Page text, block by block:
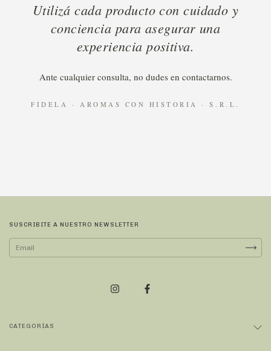
Utilizá cada producto con cuidado y
conciencia para asegurar una
experiencia positiva.
Ante cualquier consulta, no dudes en contactarnos.
FIDELA · AROMAS CON HISTORIA · S.R.L.
SUSCRIBITE A NUESTRO NEWSLETTER
CATEGORÍAS